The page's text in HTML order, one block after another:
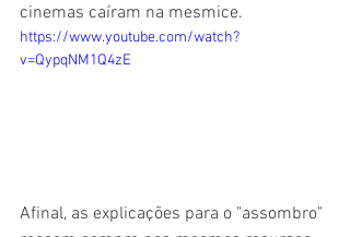
cinemas caíram na mesmice.
https://www.youtube.com/watch?
v=QypqNM1Q4zE
Afinal, as explicações para o "assombro"